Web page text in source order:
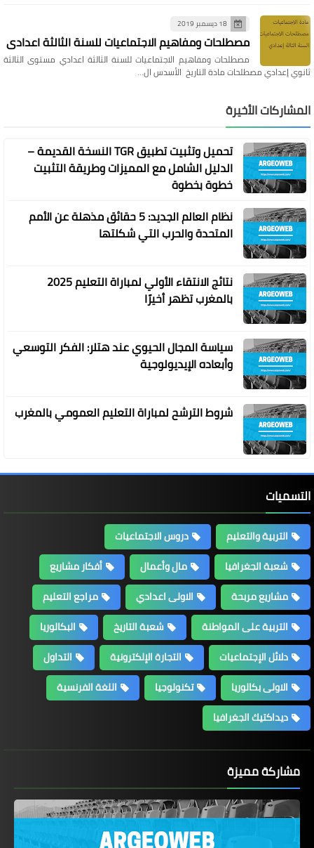
18 ديسمبر 2019
مصطلحات ومفاهيم الاجتماعيات للسنة الثالثة اعدادي
مصطلحات ومفاهيم الاجتماعيات للسنة الثالثة اعدادي مستوى الثالثة
ثانوي إعدادي مصطلحات مادة التاريخ الأسدس ال…
المشاركات الأخيرة
تحميل وتثبيت تطبيق TGR النسخة القديمة –
الدليل الشامل مع المميزات وطريقة التثبيت
خطوة بخطوة
نظام العالم الجديد: 5 حقائق مذهلة عن الأمم
المتحدة والحرب التي شكلتها
نتائج الانتقاء الأولي لمباراة التعليم 2025
بالمغرب تظهر أخيرًا
سياسة المجال الحيوي عند هتلر: الفكر التوسعي
وأبعاده الإيديولوجية
شروط الترشح لمباراة التعليم العمومي بالمغرب
التسميات
التربية والتعليم
دروس الاجتماعيات
شعبة الجغرافيا
مال وأعمال
أفكار مشاريع
مشاريع مربحة
الاولى اعدادي
مراجع التعليم
التربية على المواطنة
شعبة التاريخ
البكالوريا
دلائل الإجتماعيات
التجارة الإلكترونية
التداول
الاولى بكالوريا
تكنولوجيا
اللغة الفرنسية
ديداكتيك الجغرافيا
مشاركة مميزة